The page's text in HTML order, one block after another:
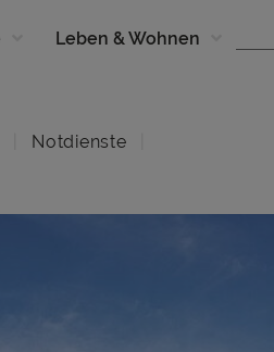
Leben & Wohnen
Notdienste